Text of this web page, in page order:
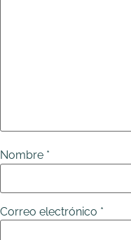
Nombre *
Correo electrónico *